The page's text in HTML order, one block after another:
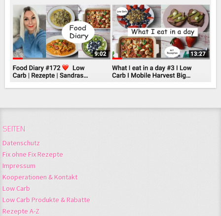
SEITEN
Datenschutz
Fix ohne Fix Rezepte
Impressum
Kooperationen & Kontakt
Low Carb
Low Carb Produkte & Rabatte
Rezepte A-Z